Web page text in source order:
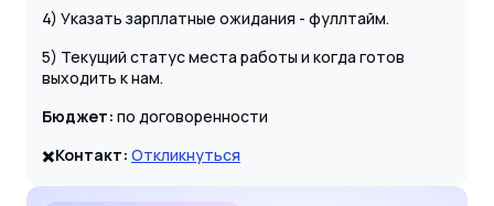
4) Указать зарплатные ожидания - фуллтайм.
5) Текущий статус места работы и когда готов
выходить к нам.
Бюджет: по договоренности
✖️Контакт: Откликнуться